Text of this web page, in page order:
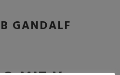
GANDALF